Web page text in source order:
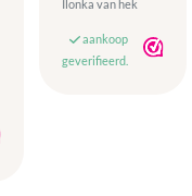
Ilonka van hek
aankoop
geverifieerd.